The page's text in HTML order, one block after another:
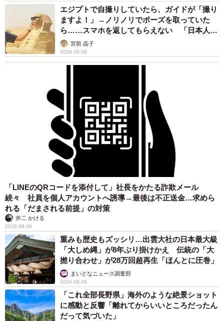
言う通り、絶景の夕焼けが広がっていたのでした。
エジプトで自撮りしていたら、ガイドが「撮り
ますよ！」→ノリノリでポーズを取っていた
ら……スマホを返してもらえない 「日本人は
カモ代表かも」「私は6時間で3万円払った」
宮前 晶子
2026.08.06
「LINEのQRコードを添付して」社長をかたる詐欺メール
続々 社員を個人アカウントへ誘導→最後は不正送金…求めら
れる「だまされる前提」の対策
井二 かける
2026.08.06
重みも歴史もズッシリ…出雲大社の日本最大級
「大しめ縄」が8年ぶり掛けかえ 伝統の「大
撚り合わせ」が28万回超再生「ほんとに圧巻」
まいどなニュース調査部
2026.08.06
「これ全部長野県」海外のような絶景ショット
に感動と反響「離れてからいいところだったん
だって気づいた」